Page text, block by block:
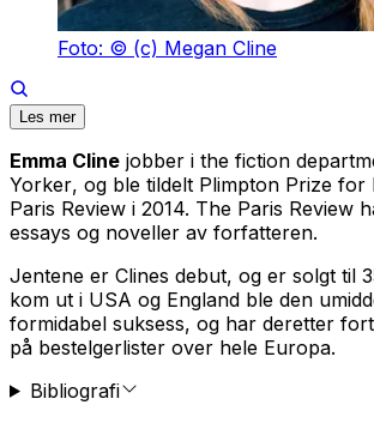
Foto: © (c) Megan Cline
Les mer
Emma Cline jobber i the fiction
Yorker, og ble tildelt Plimpton Prize for
Paris Review i 2014. The Paris Review
essays og noveller av forfatteren.
Jentene er Clines debut, og er solgt til
kom ut i USA og England ble den
formidabel suksess, og har deretter
på bestelgerlister over hele Europa.
Bibliografi